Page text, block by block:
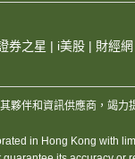
券之星 | i美股 | 財經網
伴和資訊供應商，竭
in Hong Kong with